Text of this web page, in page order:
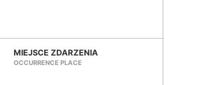
MIEJSCE ZDARZENIA
OCCURRENCE PLACE